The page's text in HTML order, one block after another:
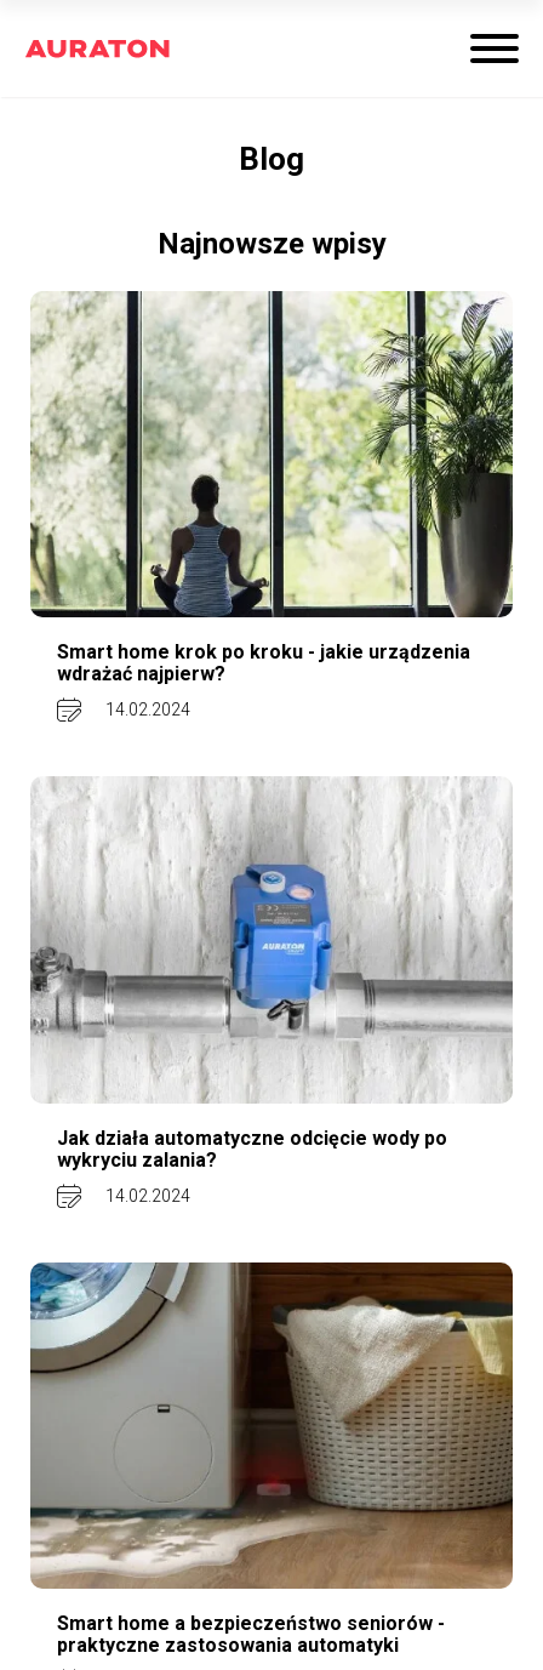
Blog
Najnowsze wpisy
Smart home krok po kroku - jakie urządzenia
wdrażać najpierw?
14.02.2024
Jak działa automatyczne odcięcie wody po
wykryciu zalania?
14.02.2024
Smart home a bezpieczeństwo seniorów -
praktyczne zastosowania automatyki